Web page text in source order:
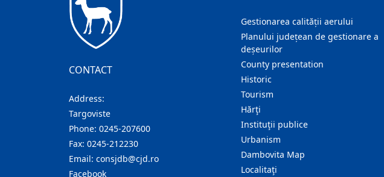
CONTACT
Address:
Targoviste
Phone: 0245-207600
Fax: 0245-212230
Email: consjdb@cjd.ro
Facebook
Gestionarea calității aerului
Planului județean de gestionare a
deșeurilor
County presentation
Historic
Tourism
Hărţi
Instituţii publice
Urbanism
Dambovita Map
Localitaţi